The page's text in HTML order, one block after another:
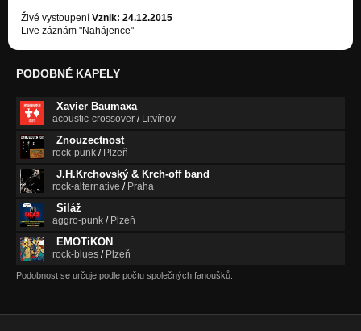
Živé vystoupení Vznik: 24.12.2015
Live záznám "Nahájence"
PODOBNÉ KAPELY
Xavier Baumaxa
acoustic-crossover / Litvínov
Znouzectnost
rock-punk / Plzeň
J.H.Krchovský & Krch-off band
rock-alternative / Praha
Siláž
aggro-punk / Plzeň
EMOTiKON
rock-blues / Plzeň
Podobnost se určuje podle počtu společných fanoušků.